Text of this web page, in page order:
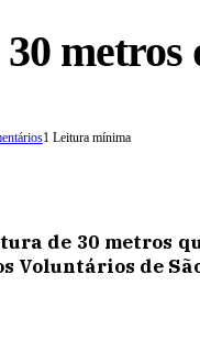
1 Leitura mínima
de 30 metros
Voluntários de